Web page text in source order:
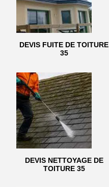
DEVIS FUITE DE TOITURE
35
DEVIS NETTOYAGE DE
TOITURE 35